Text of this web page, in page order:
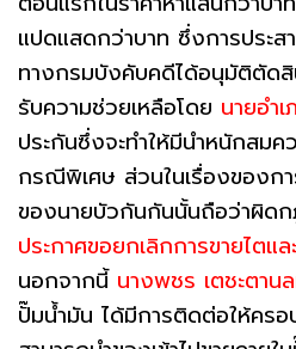
แปดแสดกว่าบาท ซึ่งการประส
ทางกรมบังคับคดีได้อนุมัติตัดสิ
รับความช่วยเหลือโดย นายอำ
ประกันซึ่งจะทำให้มีนำหนักสม
กรณีพิเศษ ส่วนในเรื่องของกา
ของนายบัวกันกันนั้นถือว่าผิดก
ประกาศขอยกเลิกการขายไตแล
นอกจากนี้ นางพชร เตชะตาน
ปั๊มน้ำมัน ได้มีการติดต่อให้คร